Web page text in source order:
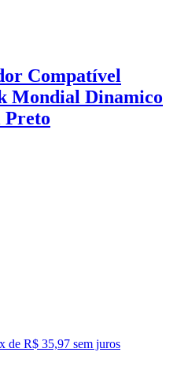
Compatível
Mondial Dinamico
x de R$ 35,97 sem juros